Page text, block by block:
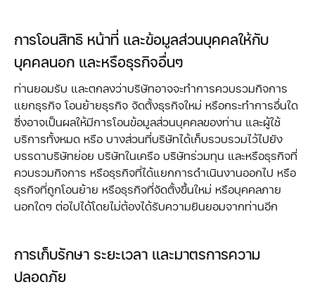
การโอนสิทธิ หน้าที่ และข้อมูลส่วนบุคคลให้กับ
บุคคลนอก และหรือธุรกิจอื่นๆ
ท่านยอมรับ และตกลงว่าบริษัทอาจจะทำการควบรวมกิจการ
แยกธุรกิจ โอนย้ายธุรกิจ จัดตั้งธุรกิจใหม่ หรือกระทำการอื่นใด
ซึ่งอาจเป็นผลให้มีการโอนข้อมูลส่วนบุคคลของท่าน และผู้ใช้
บริการทั้งหมด หรือ บางส่วนที่บริษัทได้เก็บรวบรวมไว้ไปยัง
บรรดาบริษัทย่อย บริษัทในเครือ บริษัทร่วมทุน และหรือธุรกิจที่
ควบรวมกิจการ หรือธุรกิจที่ได้แยกการดำเนินงานออกไป หรือ
ธุรกิจที่ถูกโอนย้าย หรือธุรกิจที่จัดตั้งขึ้นใหม่ หรือบุคคลภาย
นอกใดๆ ต่อไปได้โดยไม่ต้องได้รับความยินยอมจากท่านอีก
การเก็บรักษา ระยะเวลา และมาตรการความ
ปลอดภัย